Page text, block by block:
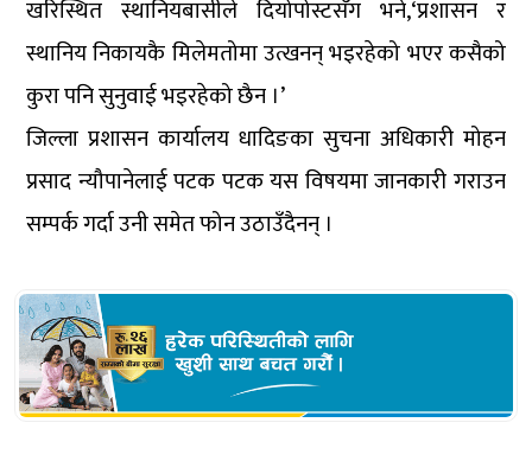
खरिस्थित स्थानियबासीले दियोपोस्टसँग भने,‘प्रशासन र
स्थानिय निकायकै मिलेमतोमा उत्खनन् भइरहेको भएर कसैको
कुरा पनि सुनुवाई भइरहेको छैन ।’
जिल्ला प्रशासन कार्यालय धादिङका सुचना अधिकारी मोहन
प्रसाद न्यौपानेलाई पटक पटक यस विषयमा जानकारी गराउन
सम्पर्क गर्दा उनी समेत फोन उठाउँदैनन् ।